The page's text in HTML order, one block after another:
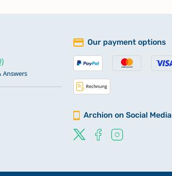
Answers
Our payment options
Archion on Social Media